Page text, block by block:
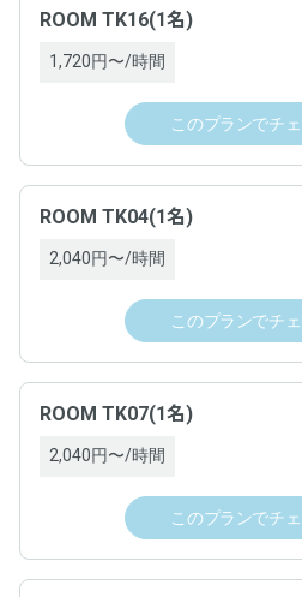
ROOM TK16(1名)
1,720円〜/時間
このプランでチ
ROOM TK04(1名)
2,040円〜/時間
このプランでチ
ROOM TK07(1名)
2,040円〜/時間
このプランでチ